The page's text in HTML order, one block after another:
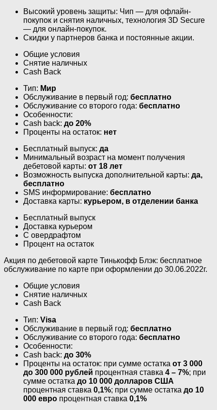
Высокий уровень защиты: Чип — для офлайн-
покупок и снятия наличных, технология 3D Secure
— для онлайн-покупок.
Скидки у партнеров банка и постоянные акции.
Общие условия
Снятие наличных
Cash Back
Тип: Мир
Обслуживание в первый год: бесплатно
Обслуживание со второго года: бесплатно
Особенности:
Cash back: до 20%
Проценты на остаток: нет
Бесплатный выпуск: да
Минимальный возраст на момент получения
дебетовой карты: от 18 лет
Возможность выпуска дополнительной карты: да,
бесплатно
SMS информирование: бесплатно
Доставка карты: курьером, в отделении банка
Бесплатный выпуск
Доставка курьером
С овердрафтом
Процент на остаток
Акция по дебетовой карте Тинькофф Блэк: бесплатное
обслуживание по карте при оформлении до 30.06.2022г.
Общие условия
Снятие наличных
Cash Back
Тип: Visa
Обслуживание в первый год: бесплатно
Обслуживание со второго года: бесплатно
Особенности:
Cash back: до 30%
Проценты на остаток: при сумме остатка от 3 000
до 300 000 рублей процентная ставка 4 – 7%; при
сумме остатка до 10 000 долларов США
процентная ставка 0,1%; при сумме остатка до 10
000 евро процентная ставка 0,1%